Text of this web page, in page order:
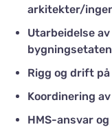
arkitekter/
Utarbeidelse
bygningsetaten
Rigg og drift
Koordinering
HMS-ansvar